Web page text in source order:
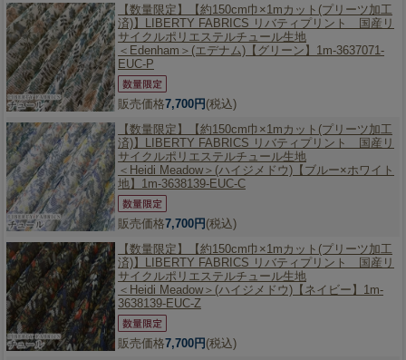
【数量限定】
【約150cm巾×1mカット(プリーツ加工
済)】LIBERTY FABRICS リバティプリント 国産リ
サイクルポリエステルチュール生地
＜Edenham＞(エデナム)【グリーン】1m-3637071-
EUC-P
販売価格7,700円 (税込)
【数量限定】
【約150cm巾×1mカット(プリーツ加工
済)】LIBERTY FABRICS リバティプリント 国産リ
サイクルポリエステルチュール生地
＜Heidi Meadow＞(ハイジメドウ)【ブルー×ホワイト
地】1m-3638139-EUC-C
販売価格7,700円 (税込)
【数量限定】
【約150cm巾×1mカット(プリーツ加工
済)】LIBERTY FABRICS リバティプリント 国産リ
サイクルポリエステルチュール生地
＜Heidi Meadow＞(ハイジメドウ)【ネイビー】1m-
3638139-EUC-Z
販売価格7,700円 (税込)